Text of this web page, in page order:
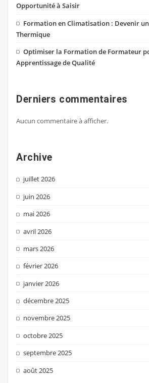
Opportunité à Saisir
Formation en Climatisation : Devenir
Thermique
Optimiser la Formation de Formateur
Apprentissage de Qualité
Derniers commentaires
Aucun commentaire à afficher.
Archive
juillet 2026
juin 2026
mai 2026
avril 2026
mars 2026
février 2026
janvier 2026
décembre 2025
novembre 2025
octobre 2025
septembre 2025
août 2025